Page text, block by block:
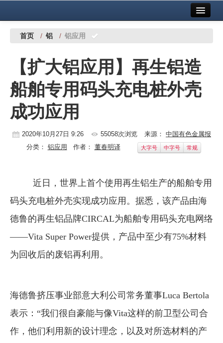
中国有色金属报社主办 广告服务
铜镍铅锌
铝
稀有稀土
有色市场
科技
党建工作
企业文化
《资源再生》杂志
数字报
首页 / 铝 / 铝应用
【扩大铝应用】再生铝造
船舶专用码头充电桩外壳
成功应用
2020年10月27日 9:26 55058次浏览 来源： 中国有色金属报
分类： 铝应用 作者： 董春明译 大字号 中字号 常规
近日，世界上首个使用再生铝生产的船舶专用
码头充电桩外壳实现成功应用。据悉，该产品由海
德鲁的再生铝品牌CIRCAL为船舶专用码头充电网络
——Vita Super Power提供，产品中至少有75%材料
为回收后的废铝再利用。
海德鲁挤压事业部意大利公司常务董事Luca Bertola
表示：“我们很自豪能与像Vita这样的前卫型公司合
作，他们利用新的设计理念，以及对所选材料的产